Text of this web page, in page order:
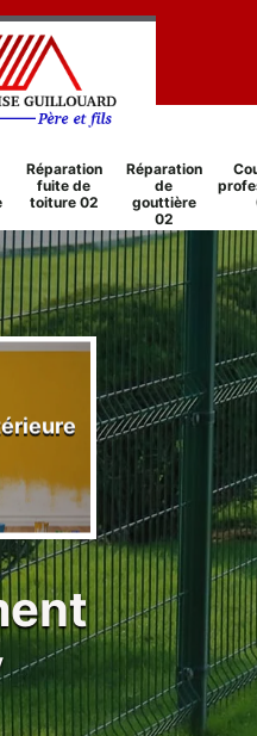
Réparation
fuite de
toiture 02
Réparation
de
gouttière
02